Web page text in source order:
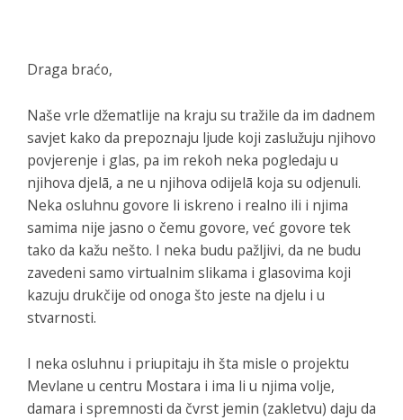
Draga braćo,
Naše vrle džematlije na kraju su tražile da im dadnem
savjet kako da prepoznaju ljude koji zaslužuju njihovo
povjerenje i glas, pa im rekoh neka pogledaju u
njihova djelā, a ne u njihova odijelā koja su odjenuli.
Neka osluhnu govore li iskreno i realno ili i njima
samima nije jasno o čemu govore, već govore tek
tako da kažu nešto. I neka budu pažljivi, da ne budu
zavedeni samo virtualnim slikama i glasovima koji
kazuju drukčije od onoga što jeste na djelu i u
stvarnosti.
I neka osluhnu i priupitaju ih šta misle o projektu
Mevlane u centru Mostara i ima li u njima volje,
damara i spremnosti da čvrst jemin (zakletvu) daju da